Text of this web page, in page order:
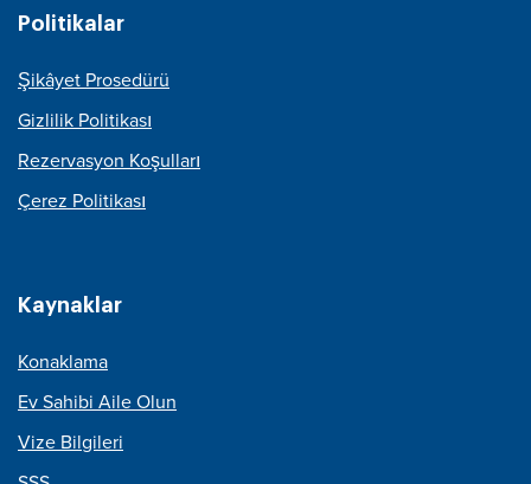
Politikalar
Şikâyet Prosedürü
Gizlilik Politikası
Rezervasyon Koşulları
Çerez Politikası
Kaynaklar
Konaklama
Ev Sahibi Aile Olun
Vize Bilgileri